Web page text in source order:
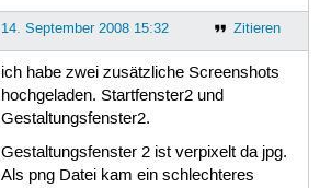
Zitieren
14. September 2008 15:32
ich habe zwei zusätzliche Screenshots
hochgeladen. Startfenster2 und
Gestaltungsfenster2.
Gestaltungsfenster 2 ist verpixelt da jpg.
Als png Datei kam ein schlechteres